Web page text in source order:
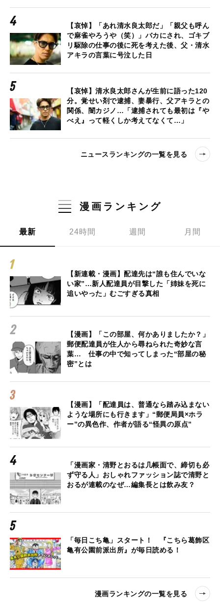
【哀悼】「あれ清水良太郎だ」「親父も呼ん
で麻雀やろうや（笑）」バカにされ、ゴキブ
リ駆除の仕事の後に死を考えた後、父・清水
アキラの言葉に号泣した日
【哀悼】清水良太郎さんが生前に語った120
分。覚せい剤で逮捕、妻暴行、父アキラとの
関係、闇カジノ…「逮捕されても最初は『や
べえ』って軽くしか考えてなくて…」
ニュースランキングの一覧を見る
漫画ランキング
最新 24時間 週間 月間
【新連載・漫画】配達先は“誰も住んでいな
い家”…新人配達員が目撃した「姉妹を死に
追いやった」むごすぎる真相
【漫画】「この部屋、何かありましたか？」
郵便配達員が住人から尋ねられた奇妙な言
葉… 仕事の中で知ってしまった“部屋の秘
密”とは
【漫画】「配達員は、普通なら踏み込まない
ような場所にも行きます」“郵便局員×ホラ
ー”の異色作、作者が語る“怪異の原点”
「漫画家・清野とおるは几帳面で、締切も必
ず守る人」おしゃれファッション誌で清野と
おるが連載のなぜ…編集長とは飲み友？
「毎日こち亀」スタート！ 『こちら葛飾区
亀有公園前派出所』が毎日読める！
漫画ランキングの一覧を見る